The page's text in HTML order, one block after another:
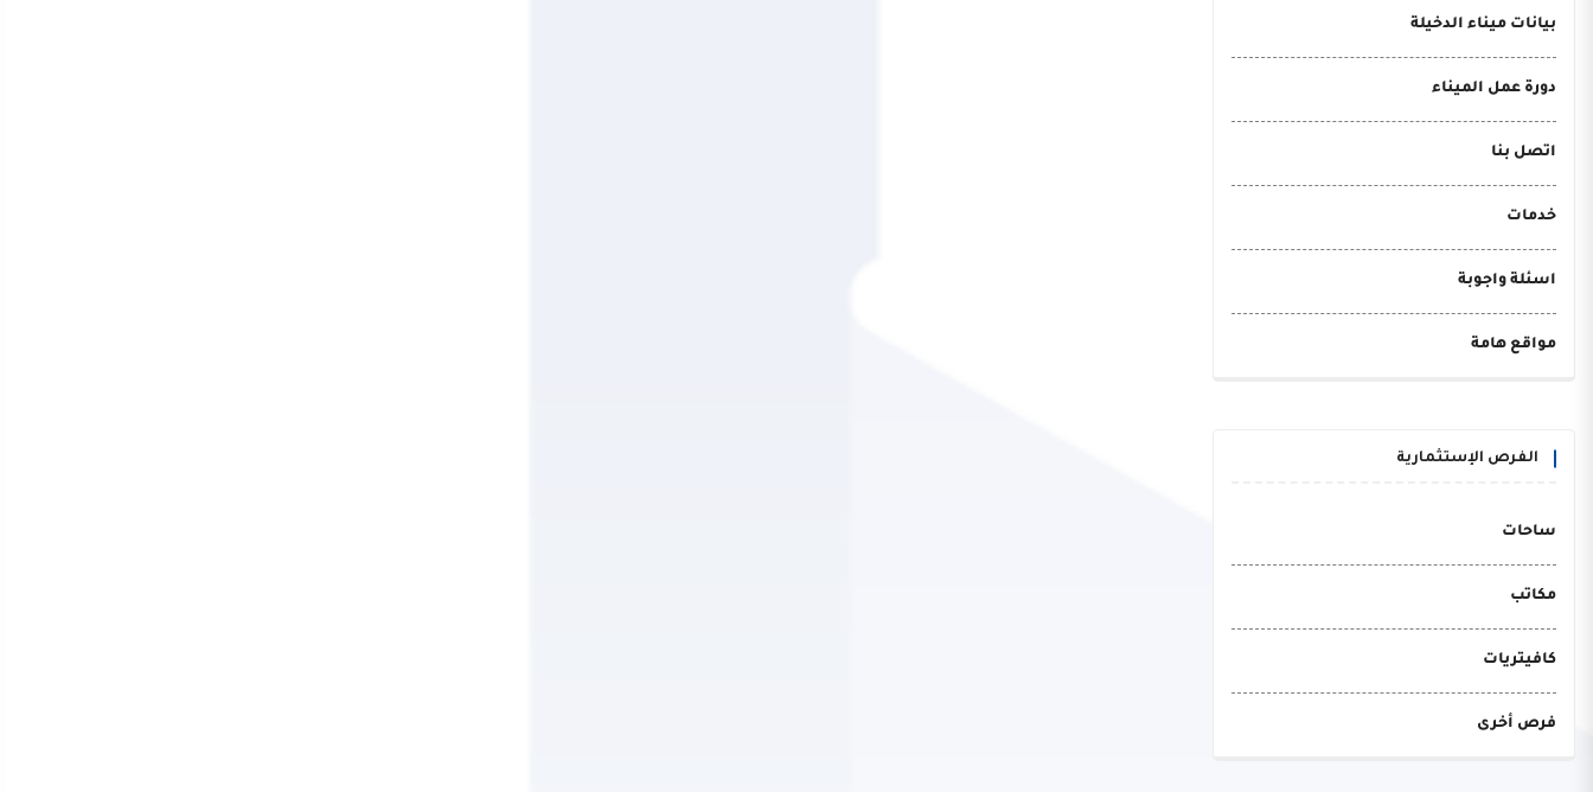
بيانات ميناء الدخيلة
دورة عمل الميناء
اتصل بنا
خدمات
اسئلة واجوبة
مواقع هامة
الفرص الإستثمارية
ساحات
مكاتب
كافيتريات
فرص أخرى